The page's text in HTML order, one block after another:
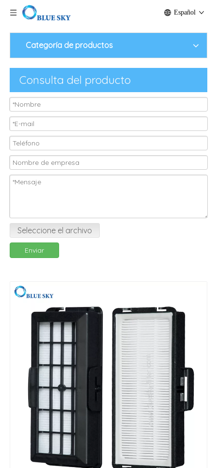
Español
Categoría de productos
Consulta del producto
Seleccione el archivo
Enviar